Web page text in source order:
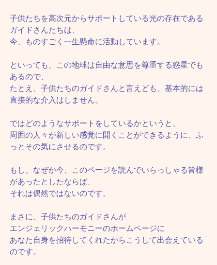
子供たちを高次元からサポートしている光の存在である
ガイドさんたちは、
今、ものすごく一生懸命に活動しています。
といっても、この地球は自由な意思を尊重する惑星でも
あるので、
たとえ、子供たちのガイドさんと言えども、基本的には
直接的な介入はしません。
ではどのようなサポートをしているかというと、
周囲の人々が新しい感覚に開くことができるように、ふ
っとその気にさせるのです。
もし、なぜか今、このページを読んでいらっしゃる皆様
があったとしたならば、
それは偶然ではないのです。
まさに、子供たちのガイドさんが
エンジェリックハーモニーのホームページに
あなた自身を招待してくれたからこうして出会えている
のです。